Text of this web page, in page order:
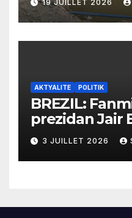
yo
19 JUILLET 2026
AKTYALITE POLITIK
BREZIL:
prezidan Jair
mande
ameriken an
sou tout
3 JUILLET 2026